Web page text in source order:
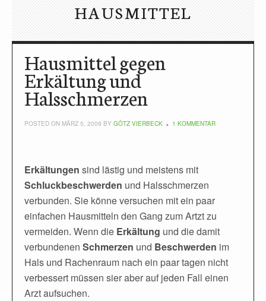
HAUSMITTEL
Hausmittel gegen
Erkältung und
Halsschmerzen
POSTED ON MÄRZ 5, 2009 BY GÖTZ VIERBECK 1 KOMMENTAR
Erkältungen sind lästig und meistens mit
Schluckbeschwerden und Halsschmerzen
verbunden. Sie könne versuchen mit ein paar
einfachen Hausmitteln den Gang zum Artzt zu
vermeiden. Wenn die Erkältung und die damit
verbundenen Schmerzen und Beschwerden im
Hals und Rachenraum nach ein paar tagen nicht
verbessert müssen sier aber auf jeden Fall einen
Arzt aufsuchen.